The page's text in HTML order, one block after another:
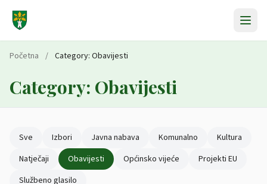
Početna / Category: Obavijesti
Category: Obavijesti
Sve Izbori Javna nabava Komunalno
Kultura
Natječaji
Obavijesti Općinsko vijeće
Projekti EU
Službeno glasilo